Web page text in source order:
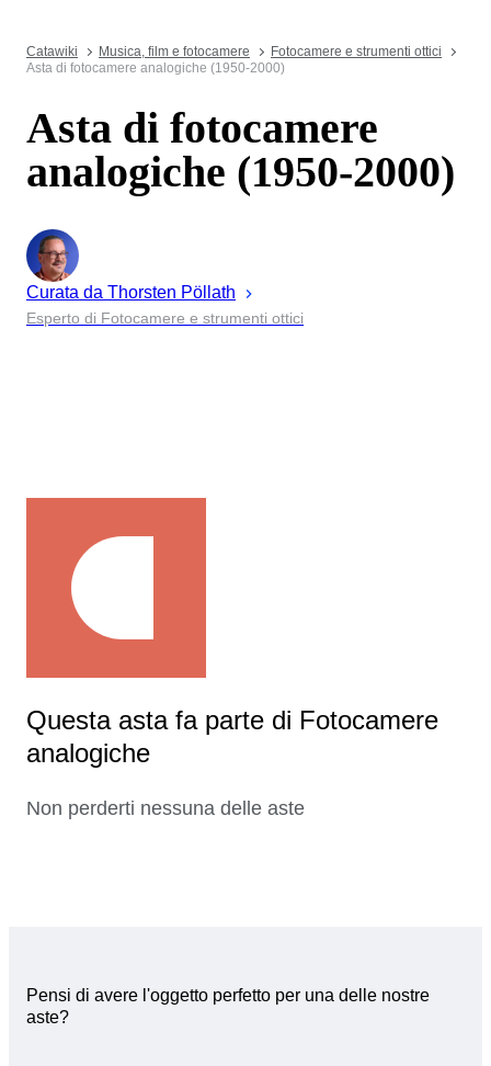
Catawiki Musica, film e fotocamere
Fotocamere e strumenti ottici
Asta di fotocamere analogiche (1950-2000)
Asta di fotocamere
analogiche (1950-2000)
Curata da Thorsten Pöllath
Esperto di Fotocamere e strumenti ottici
Questa asta fa parte di Fotocamere
analogiche
Non perderti nessuna delle aste
Pensi di avere l'oggetto perfetto per una delle nostre
aste?